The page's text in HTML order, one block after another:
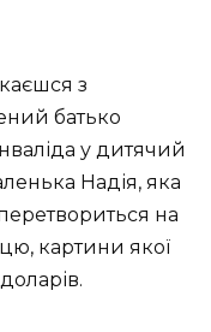
з
батько
у дитячий
Надія, яка
на
картини якої